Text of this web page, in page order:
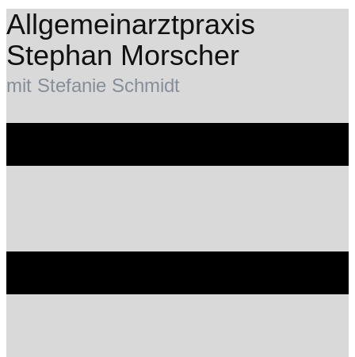
Allgemeinarztpraxis
Stephan Morscher
mit Stefanie Schmidt